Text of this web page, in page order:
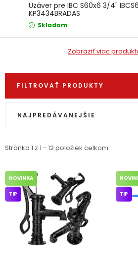
Vianoce
Servis náradia Hodnotenie
Kontakty
Reklamačný formulár
Uzáver pre IBC S60x6 3/4"
KP3434BRADAS
Skladom
Zobraziť viac
FILTROVAŤ PRODUKTY
Výpis produktov
Stránka 1 z 1 - 12položiek celkom
Radenie produktov
NAJPREDÁVANEJŠIE
NOVINKA
TIP TIP